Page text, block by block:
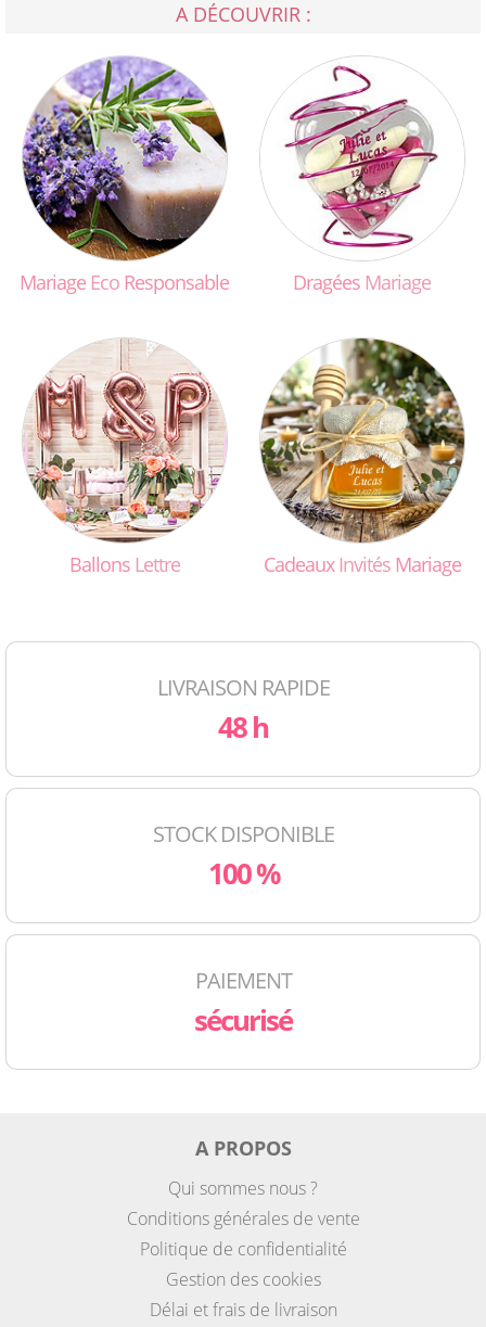
A DÉCOUVRIR :
Mariage Eco Responsable Dragées Mariage
Ballons Lettre CadeauxInvitésMariage
LIVRAISON RAPIDE
48 h
STOCK DISPONIBLE
100 %
PAIEMENT
sécurisé
A PROPOS
Qui sommes nous ?
Conditions générales de vente
Politique de confidentialité
Gestion des cookies
Délai et frais de livraison